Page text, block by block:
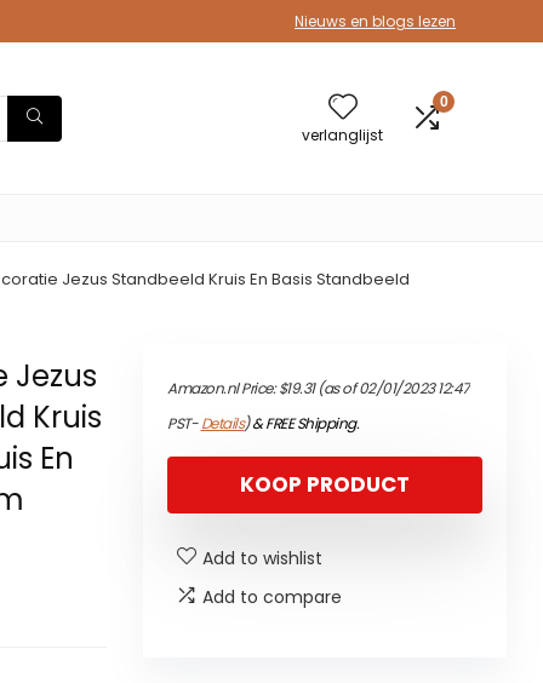
Nieuws en blogs lezen
verlanglijst
0
Jezus Standbeeld Kruis En Basis Standbeeld
Jezus
Kruis
En
Amazon.nl Price:$19.31(as of 02/01/2023 12:47
PST-Details)&FREE Shipping.
KOOP PRODUCT
Add to wishlist
Add to compare